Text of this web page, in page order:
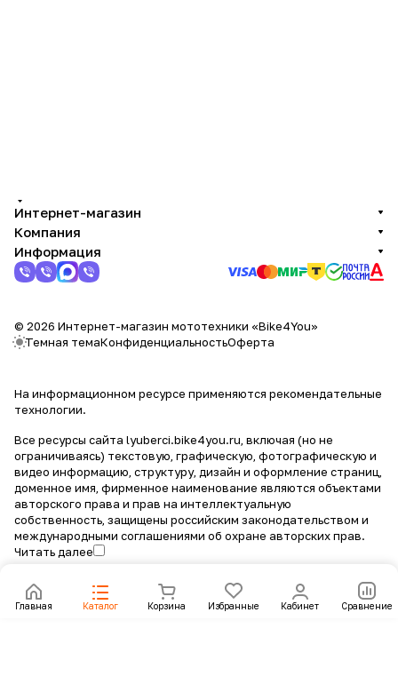
Главная Каталог Корзина Избранные Кабинет Сравнение
Интернет-магазин
Компания
Информация
© 2026 Интернет-магазин мототехники «Bike4You»
Темная темаКонфиденциальностьОферта
На информационном ресурсе применяются рекомендательные
технологии.
Все ресурсы сайта lyuberci.bike4you.ru, включая (но не
ограничиваясь) текстовую, графическую, фотографическую и
видео информацию, структуру, дизайн и оформление страниц,
доменное имя, фирменное наименование являются объектами
авторского права и прав на интеллектуальную
собственность, защищены российским законодательством и
международными соглашениями об охране авторских прав.
Читать далее